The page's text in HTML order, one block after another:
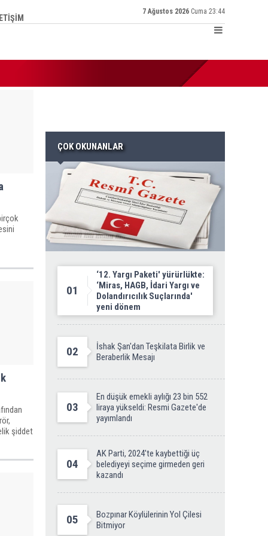
7 Ağustos 2026 Cuma 23:44
| Türkiye Kamu-Sen İl Temsilcisi Ertaş: ‘Enflasyon hesabı
şiddet
ÇOK OKUNANLAR
01
‘12. Yargı Paketi' yürürlükte:
‘Miras, HAGB, İdari Yargı ve
Dolandırıcılık Suçlarında'
yeni dönem
02
İshak Şan'dan Teşkilata Birlik ve
Beraberlik Mesajı
03
En düşük emekli aylığı 23 bin 552
liraya yükseldi: Resmi Gazete'de
yayımlandı
04
AK Parti, 2024'te kaybettiği üç
belediyeyi seçime girmeden geri
kazandı
05
Bozpınar Köylülerinin Yol Çilesi
Bitmiyor